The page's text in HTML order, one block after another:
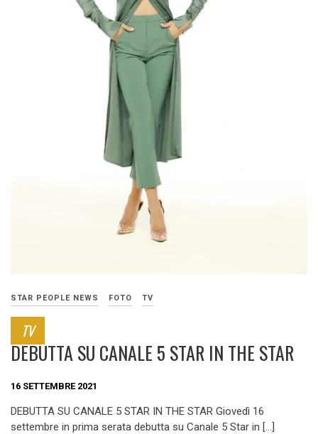
STAR PEOPLE NEWS FOTO TV
TV
DEBUTTA SU CANALE 5 STAR IN THE STAR
16 SETTEMBRE 2021
DEBUTTA SU CANALE 5 STAR IN THE STAR Giovedì 16
settembre in prima serata debutta su Canale 5 Star in […]